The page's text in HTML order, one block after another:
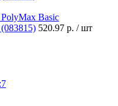
Basic
520.97 р. / шт